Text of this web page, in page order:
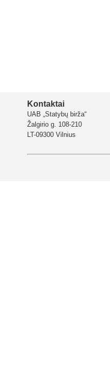
Kontaktai
UAB „Statybų birža“
Žalgirio g. 108-210
LT-09300 Vilnius